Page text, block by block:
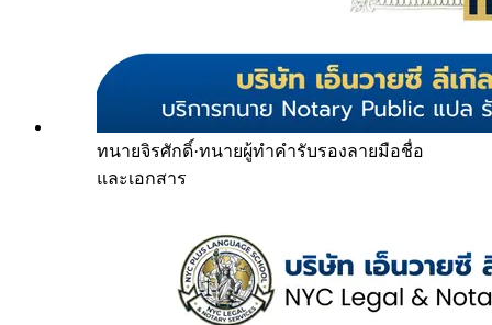
ทนายจิรศักดิ์·ทนายผู้ทำคำรับรองลายมือชื่อ
และเอกสาร